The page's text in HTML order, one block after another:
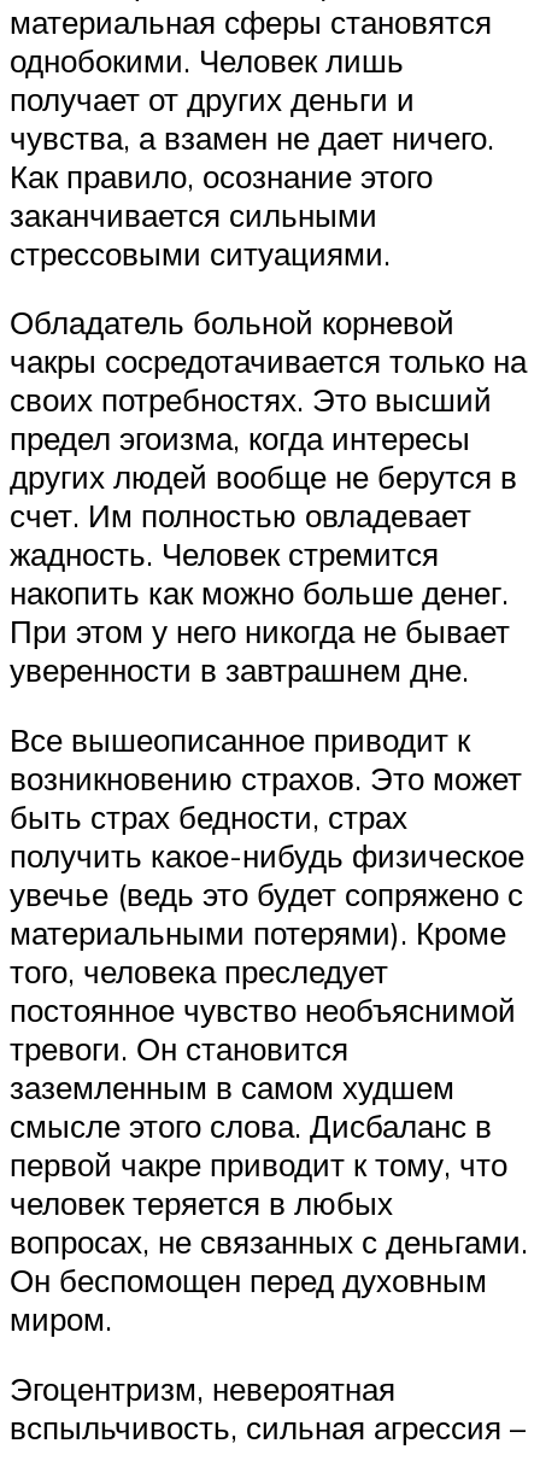
материальная сферы становятся
однобокими. Человек лишь
получает от других деньги и
чувства, а взамен не дает ничего.
Как правило, осознание этого
заканчивается сильными
стрессовыми ситуациями.
Обладатель больной корневой
чакры сосредотачивается только на
своих потребностях. Это высший
предел эгоизма, когда интересы
других людей вообще не берутся в
счет. Им полностью овладевает
жадность. Человек стремится
накопить как можно больше денег.
При этом у него никогда не бывает
уверенности в завтрашнем дне.
Все вышеописанное приводит к
возникновению страхов. Это может
быть страх бедности, страх
получить какое-нибудь физическое
увечье (ведь это будет сопряжено с
материальными потерями). Кроме
того, человека преследует
постоянное чувство необъяснимой
тревоги. Он становится
заземленным в самом худшем
смысле этого слова. Дисбаланс в
первой чакре приводит к тому, что
человек теряется в любых
вопросах, не связанных с деньгами.
Он беспомощен перед духовным
миром.
Эгоцентризм, невероятная
вспыльчивость, сильная агрессия –